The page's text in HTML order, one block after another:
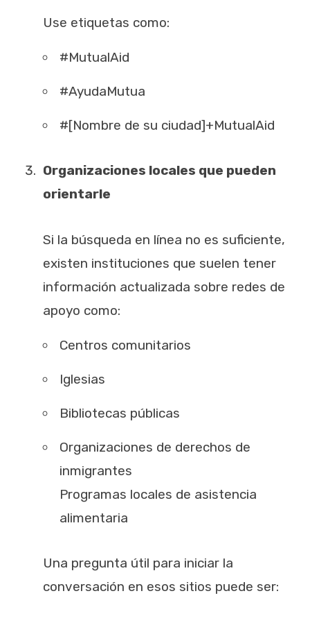
Use etiquetas como:
#MutualAid
#AyudaMutua
#[Nombre de su ciudad]+MutualAid
Organizaciones locales que pueden
orientarle
Si la búsqueda en línea no es suficiente,
existen instituciones que suelen tener
información actualizada sobre redes de
apoyo como:
Centros comunitarios
Iglesias
Bibliotecas públicas
Organizaciones de derechos de
inmigrantes
Programas locales de asistencia
alimentaria
Una pregunta útil para iniciar la
conversación en esos sitios puede ser: